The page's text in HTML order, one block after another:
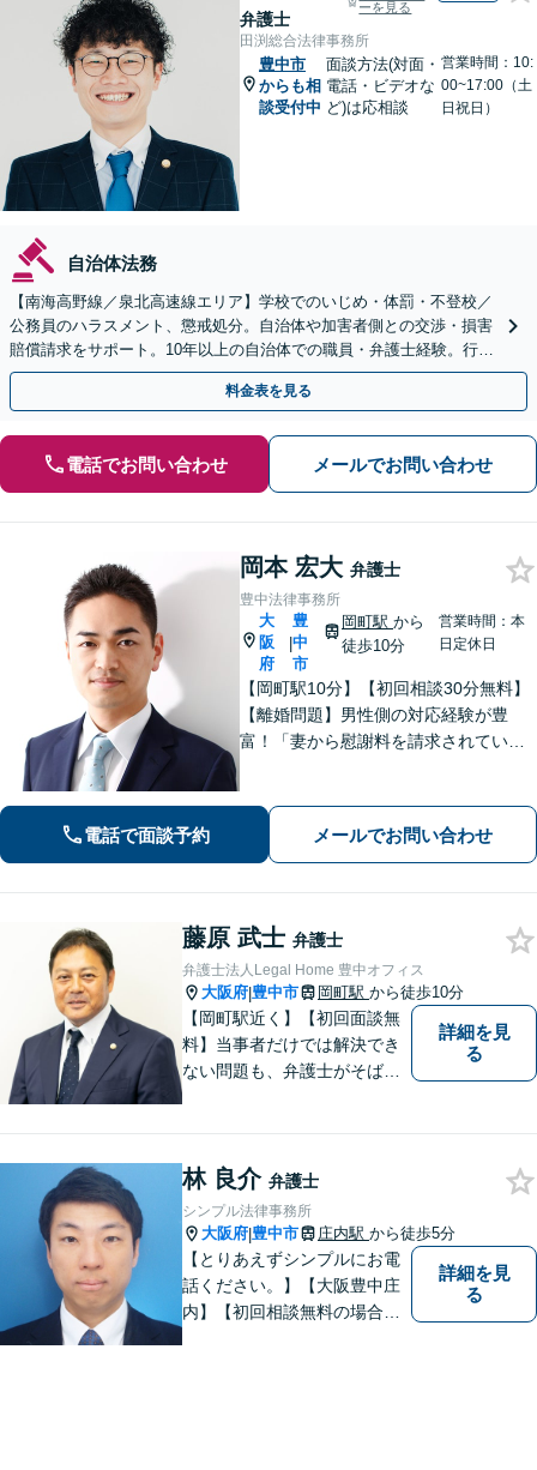
弁護士
ーを見る
田渕総合法律事務所
豊中市
からも相
談受付中
面談方法(対面・
電話・ビデオな
ど)は応相談
営業時間：10:
00~17:00（土
日祝日）
自治体法務
【南海高野線／泉北高速線エリア】学校でのいじめ・体罰・不登校／
公務員のハラスメント、懲戒処分。自治体や加害者側との交渉・損害
賠償請求をサポート。10年以上の自治体での職員・弁護士経験。行政
組織の動きを見据えて解決策をご提案【オンライン可】
料金表を見る
電話でお問い合わせ メールでお問い合わせ
岡本 宏大 弁護士
豊中法律事務所
大
阪
府
|
豊
中
市
岡町駅 から
徒歩10分
営業時間：本
日定休日
【岡町駅10分】【初回相談30分無料】
【離婚問題】男性側の対応経験が豊
富！「妻から慰謝料を請求されてい
「リボ払いの返済が苦しく」「数年前
の借金を急に催促された」などご相談
電話で面談予約 メールでお問い合わせ
藤原 武士 弁護士
弁護士法人Legal Home 豊中オフィス
大阪府|豊中市 岡町駅 から徒歩10分
【岡町駅近く】【初回面談無
料】当事者だけでは解決でき
ない問題も、弁護士がそばに
交通事故／企業法務など、幅
広く対応可能。【夜間／休日
対応可能】まずはお気軽にご
連絡ください。
詳細を見
る
林 良介 弁護士
シンプル法律事務所
大阪府|豊中市 庄内駅 から徒歩5分
【とりあえずシンプルにお電
話ください。】【大阪豊中庄
内】【初回相談無料の場合あ
詳細を見
る